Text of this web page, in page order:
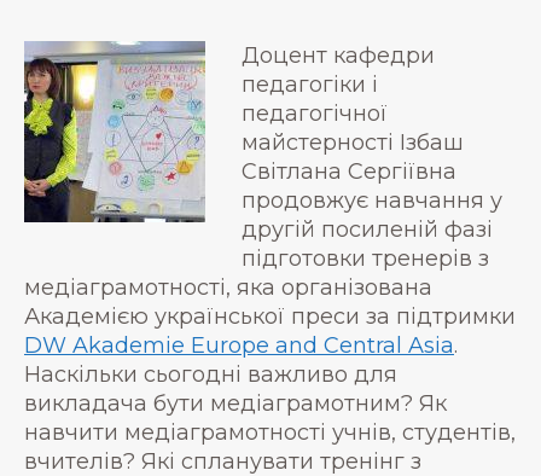
Доцент кафедри
педагогіки і
педагогічної
майстерності Ізбаш
Світлана Сергіївна
продовжує навчання у
другій посиленій фазі
підготовки тренерів з
медіаграмотності, яка організована
Академією української преси за підтримки
DW Akademie Europe and Central Asia.
Наскільки сьогодні важливо для
викладача бути медіаграмотним? Як
навчити медіаграмотності учнів, студентів,
вчителів? Які спланувати тренінг з